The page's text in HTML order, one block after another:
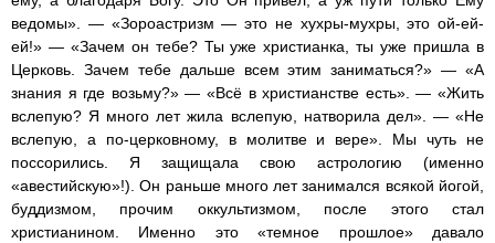
ведомы». — «Зороастризм — это не хухры-мухры, это ой-ей-
ей!» — «Зачем он тебе? Ты уже христианка, ты уже пришла в
Церковь. Зачем тебе дальше всем этим заниматься?» — «А
знания я где возьму?» — «Всё в христианстве есть». — «Жить
вслепую? Я много лет жила вслепую, натворила дел». — «Не
вслепую, а по-церковному, в молитве и вере». Мы чуть не
поссорились. Я защищала свою астрологию (именно
«авестийскую»!). Он раньше много лет занимался всякой йогой,
буддизмом, прочим оккультизмом, после этого стал
христианином. Именно это «темное прошлое» давало